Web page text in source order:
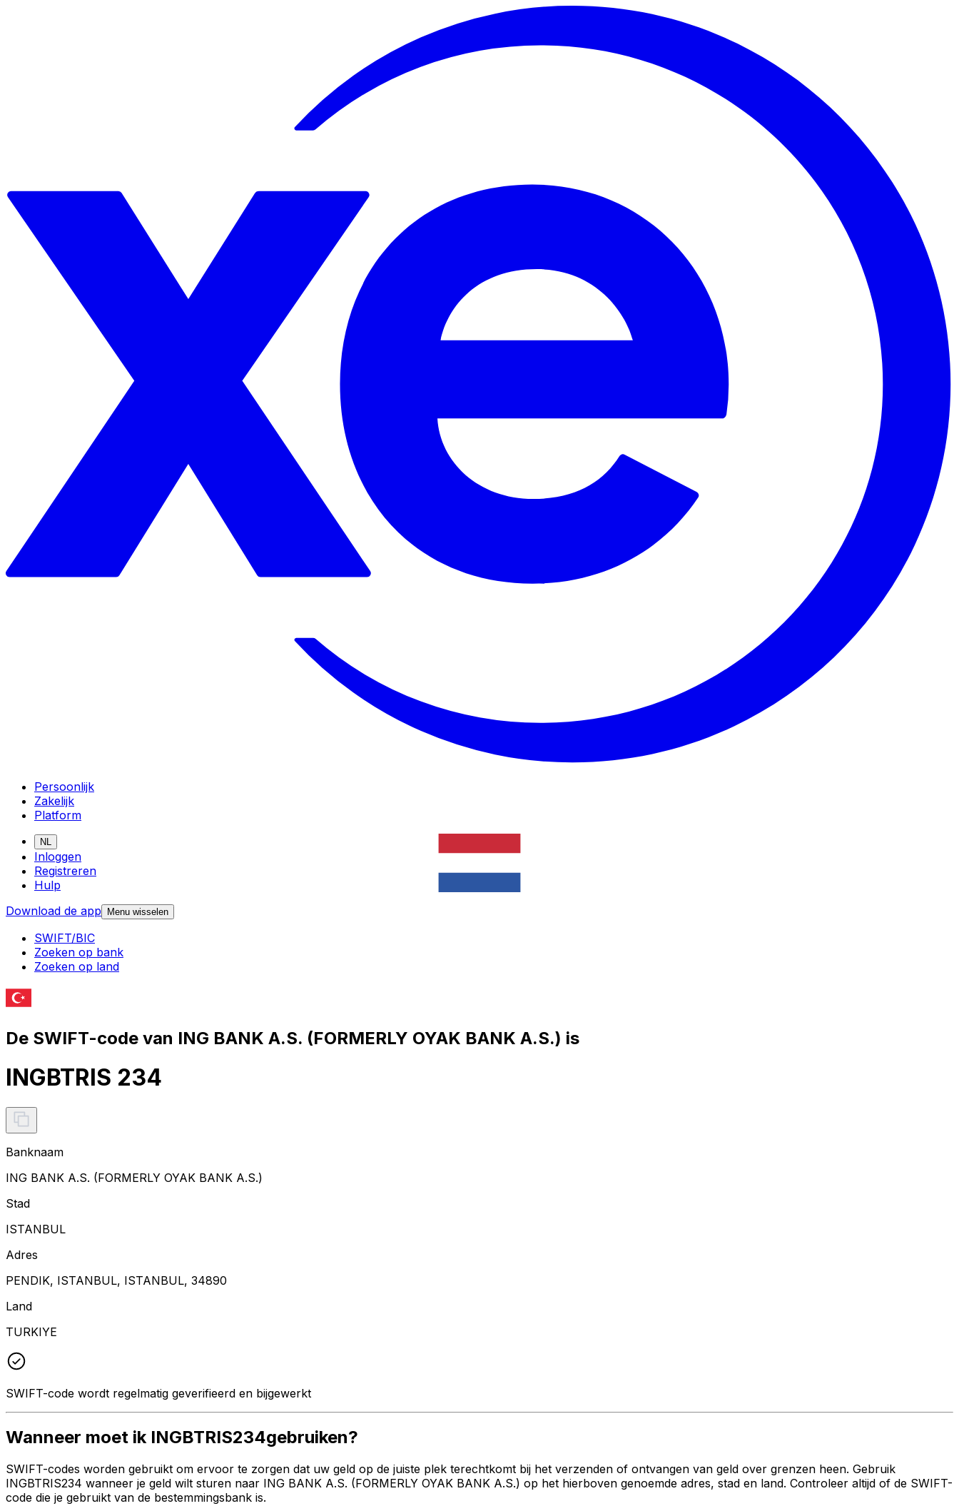
Persoonlijk
Zakelijk
Platform
NL
Inloggen
Registreren
Hulp
Download de app
Menu wisselen
SWIFT/BIC
Zoeken op bank
Zoeken op land
De SWIFT-code van ING BANK A.S. (FORMERLY OYAK BANK A.S.) is
INGBTRIS 234
Banknaam
ING BANK A.S. (FORMERLY OYAK BANK A.S.)
Stad
ISTANBUL
Adres
PENDIK, ISTANBUL, ISTANBUL, 34890
Land
TURKIYE
SWIFT-code wordt regelmatig geverifieerd en bijgewerkt
Wanneer moet ik INGBTRIS234gebruiken?
SWIFT-codes worden gebruikt om ervoor te zorgen dat uw geld op de juiste plek terechtkomt bij het verzenden of ontvangen van geld over grenzen heen. Gebruik
INGBTRIS234 wanneer je geld wilt sturen naar ING BANK A.S. (FORMERLY OYAK BANK A.S.) op het hierboven genoemde adres, stad en land. Controleer altijd of de SWIFT-
code die je gebruikt van de bestemmingsbank is.